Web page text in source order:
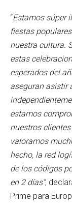
“Estamos súper
fiestas
nuestra cultura.
estas
esperados del
aseguran asistir
estamos
nuestros
valoramos
hecho, la red
de los códigos
en 2 días”,
Prime para